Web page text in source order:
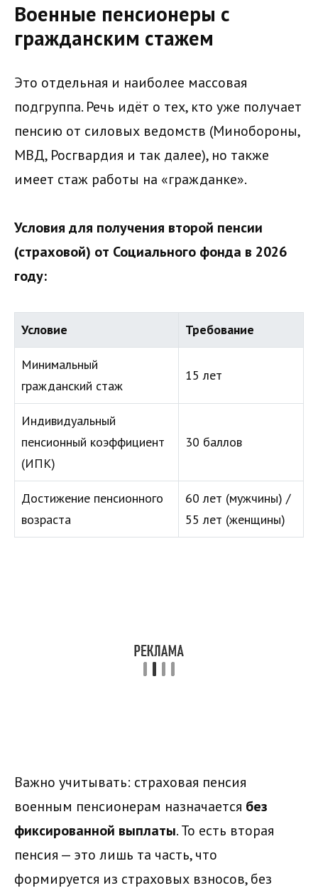
Военные пенсионеры с
гражданским стажем
Это отдельная и наиболее массовая
подгруппа. Речь идёт о тех, кто уже получает
пенсию от силовых ведомств (Минобороны,
МВД, Росгвардия и так далее), но также
имеет стаж работы на «гражданке».
Условия для получения второй пенсии
(страховой) от Социального фонда в 2026
году:
Условие Требование
Минимальный
гражданский стаж
15 лет
Индивидуальный
пенсионный коэффициент
(ИПК)
30 баллов
Достижение пенсионного
возраста
60 лет (мужчины) /
55 лет (женщины)
Важно учитывать: страховая пенсия
военным пенсионерам назначается без
фиксированной выплаты. То есть вторая
пенсия — это лишь та часть, что
формируется из страховых взносов, без